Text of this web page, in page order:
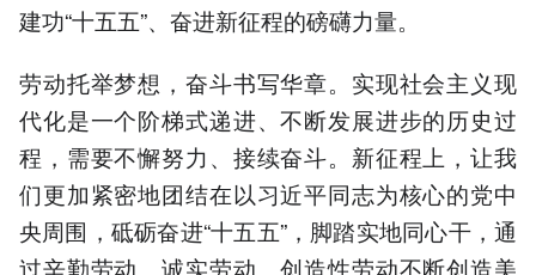
建功“十五五”、奋进新征程的磅礴力量。
劳动托举梦想，奋斗书写华章。实现社会主义现
代化是一个阶梯式递进、不断发展进步的历史过
程，需要不懈努力、接续奋斗。新征程上，让我
们更加紧密地团结在以习近平同志为核心的党中
央周围，砥砺奋进“十五五”，脚踏实地同心干，通
过辛勤劳动、诚实劳动、创造性劳动不断创造美